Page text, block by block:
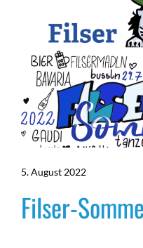
5. August 2022
Filser-